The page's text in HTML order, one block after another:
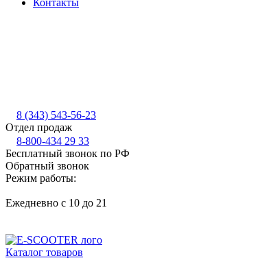
Контакты
8 (343) 543-56-23
Отдел продаж
8-800-434 29 33
Бесплатный звонок по РФ
Обратный звонок
Режим работы:
Ежедневно с 10 до 21
Каталог товаров